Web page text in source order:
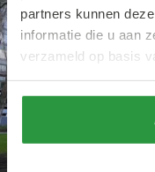
partners kunnen
informatie die u aan
verzameld op basis